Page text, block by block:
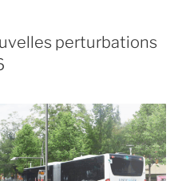
perturbations